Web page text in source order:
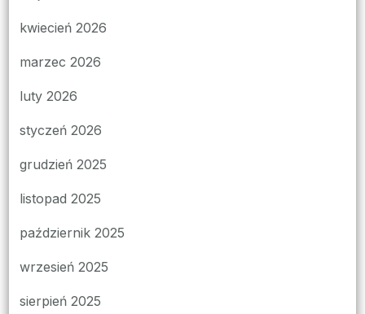
kwiecień 2026
marzec 2026
luty 2026
styczeń 2026
grudzień 2025
listopad 2025
październik 2025
wrzesień 2025
sierpień 2025